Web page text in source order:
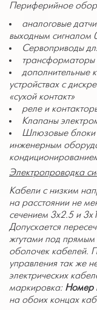
Периферийное
аналоговые
выходным сигналом
Сервоприводы
трансформаторы
дополнительные
устройствах с
«сухой контакт»
реле и
Клапаны
Шлюзовые блоки
инженерным
Электропроводка
Кабели с низким
на расстоянии не
сечением 3х2.5 и
Допускается
жгутами под прямым
оболочек кабелей.
управления так же
электрических
маркировка: Номер
на обоих концах